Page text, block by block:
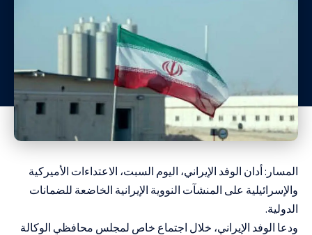
المسار: أدان الوفد الإيراني، اليوم السبت، الاعتداءات الأميركية
والإسرائيلية على المنشآت النووية الإيرانية الخاضعة للضمانات
الدولية.
ودعا الوفد الإيراني، خلال اجتماع خاص لمجلس محافظي الوكالة